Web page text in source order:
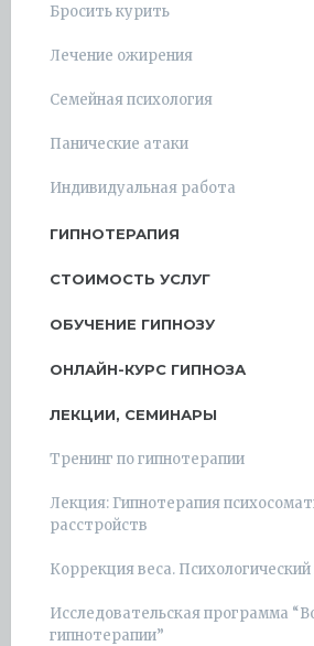
Бросить курить
Лечение ожирения
Семейная психология
Панические атаки
Индивидуальная работа
ГИПНОТЕРАПИЯ
СТОИМОСТЬ УСЛУГ
ОБУЧЕНИЕ ГИПНОЗУ
ОНЛАЙН-КУРС ГИПНОЗА
ЛЕКЦИИ, СЕМИНАРЫ
Тренинг по гипнотерапии
Лекция: Гипнотерапия
расстройств
Коррекция веса.
Исследовательская программа
гипнотерапии”